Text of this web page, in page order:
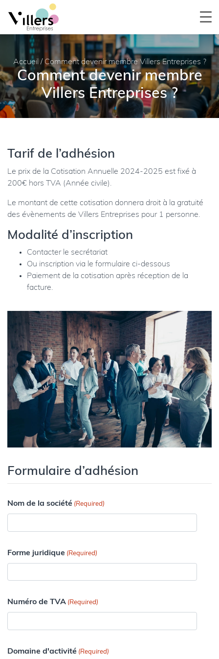
Accueil / Comment devenir membre Villers Entreprises ?
Comment devenir membre
Villers Entreprises ?
Tarif de l’adhésion
Le prix de la Cotisation Annuelle 2024-2025 est fixé à
200€ hors TVA (Année civile).
Le montant de cette cotisation donnera droit à la gratuité
des évènements de Villers Entreprises pour 1 personne.
Modalité d’inscription
Contacter le secrétariat
Ou inscription via le formulaire ci-dessous
Paiement de la cotisation après réception de la
facture.
Formulaire d’adhésion
Nom de la société (Required)
Forme juridique (Required)
Numéro de TVA (Required)
Domaine d'activité (Required)